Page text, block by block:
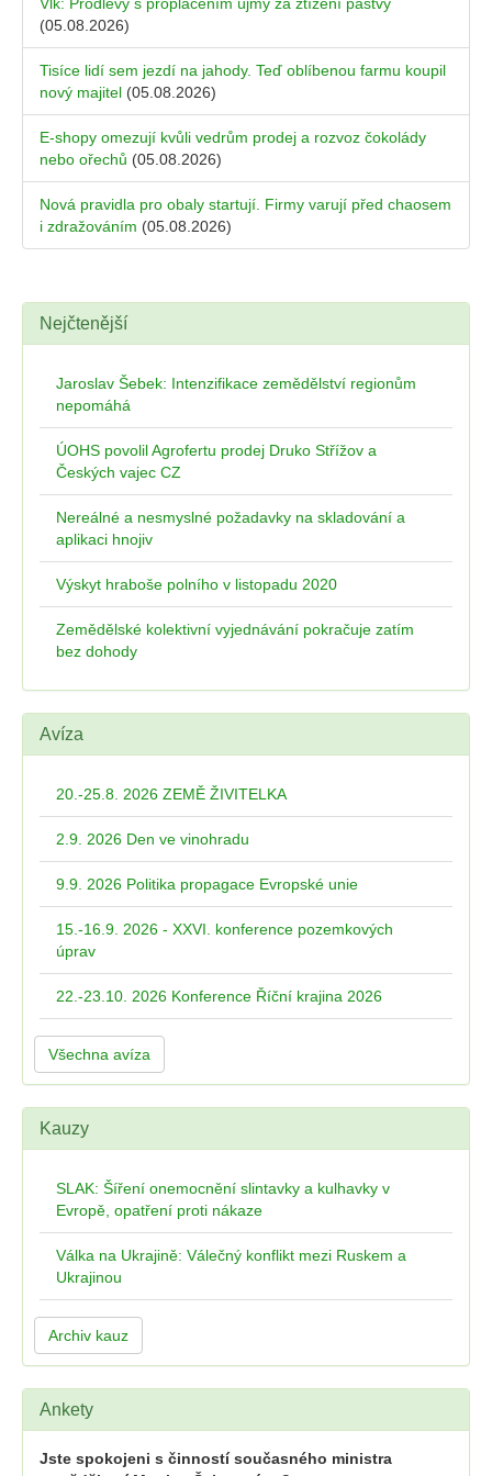
Vlk: Prodlevy s proplácením újmy za ztížení pastvy
(05.08.2026)
Tisíce lidí sem jezdí na jahody. Teď oblíbenou farmu koupil
nový majitel (05.08.2026)
E-shopy omezují kvůli vedrům prodej a rozvoz čokolády
nebo ořechů (05.08.2026)
Nová pravidla pro obaly startují. Firmy varují před chaosem
i zdražováním (05.08.2026)
Nejčtenější
Jaroslav Šebek: Intenzifikace zemědělství regionům
nepomáhá
ÚOHS povolil Agrofertu prodej Druko Střížov a
Českých vajec CZ
Nereálné a nesmyslné požadavky na skladování a
aplikaci hnojiv
Výskyt hraboše polního v listopadu 2020
Zemědělské kolektivní vyjednávání pokračuje zatím
bez dohody
Avíza
20.-25.8. 2026 ZEMĚ ŽIVITELKA
2.9. 2026 Den ve vinohradu
9.9. 2026 Politika propagace Evropské unie
15.-16.9. 2026 - XXVI. konference pozemkových
úprav
22.-23.10. 2026 Konference Říční krajina 2026
Všechna avíza
Kauzy
SLAK: Šíření onemocnění slintavky a kulhavky v
Evropě, opatření proti nákaze
Válka na Ukrajině: Válečný konflikt mezi Ruskem a
Ukrajinou
Archiv kauz
Ankety
Jste spokojeni s činností současného ministra